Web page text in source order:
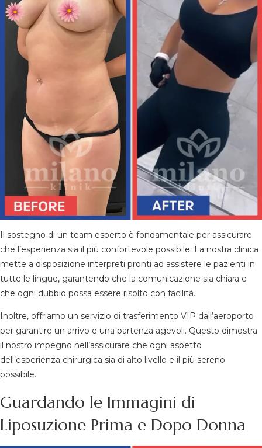
Il sostegno di un team esperto è fondamentale per assicurare
che l’esperienza sia il più confortevole possibile. La nostra clinica
mette a disposizione interpreti pronti ad assistere le pazienti in
tutte le lingue, garantendo che la comunicazione sia chiara e
che ogni dubbio possa essere risolto con facilità.
Inoltre, offriamo un servizio di trasferimento VIP dall’aeroporto
per garantire un arrivo e una partenza agevoli. Questo dimostra
il nostro impegno nell’assicurare che ogni aspetto
dell’esperienza chirurgica sia di alto livello e il più sereno
possibile.
Guardando le Immagini di
Liposuzione Prima e Dopo Donna